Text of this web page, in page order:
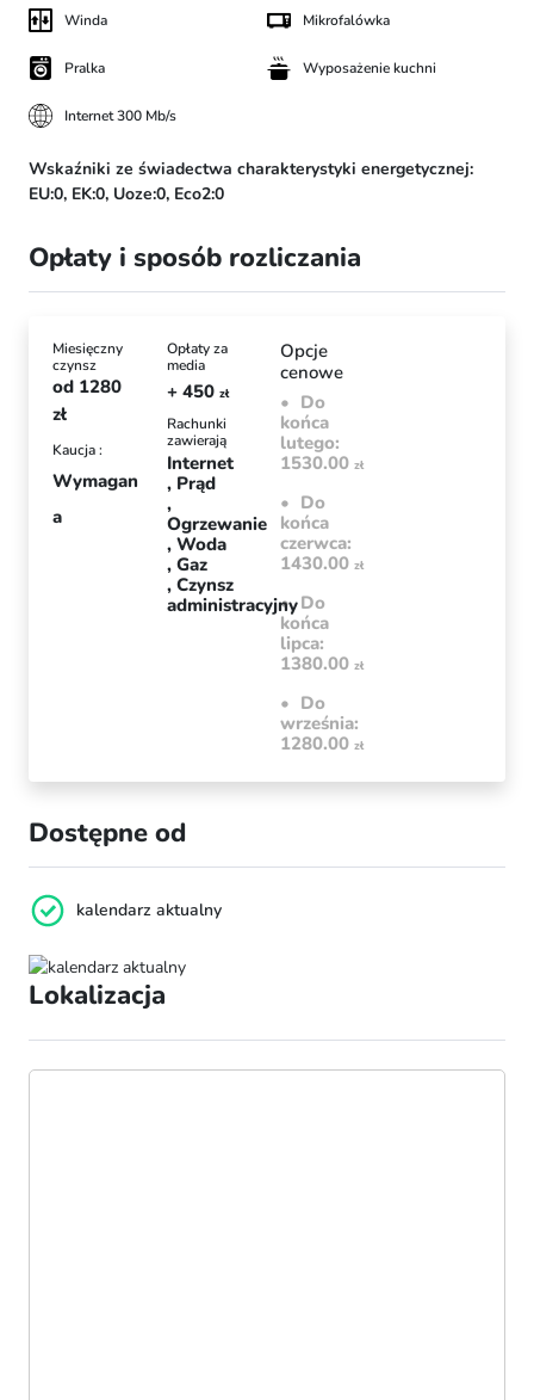
Winda Mikrofalówka
Pralka Wyposażenie kuchni
Internet 300 Mb/s
Wskaźniki ze świadectwa charakterystyki energetycznej:
EU:0, EK:0, Uoze:0, Eco2:0
Opłaty i sposób rozliczania
Miesięczny
czynsz
od 1280
zł
Kaucja :
Wymagan
a
Opłaty za
media
+ 450 zł
Rachunki
zawierają
Internet
Prąd
Ogrzewanie
Woda
Gaz
Czynsz
administracyjny
Opcje
cenowe
Do
końca
lutego:
1530.00 zł
Do
końca
czerwca:
1430.00 zł
Do
końca
lipca:
1380.00 zł
Do
września:
1280.00 zł
Dostępne od
kalendarz aktualny
Lokalizacja